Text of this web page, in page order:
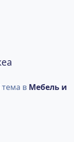
тема в Мебель и